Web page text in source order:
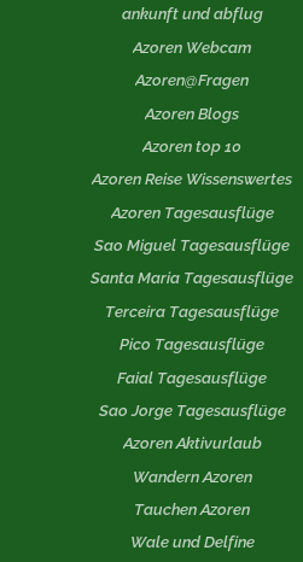
ankunft und abflug
Azoren Webcam
Azoren@Fragen
Azoren Blogs
Azoren top 10
Azoren Reise Wissenswertes
Azoren Tagesausflüge
Sao Miguel Tagesausflüge
Santa Maria Tagesausflüge
Terceira Tagesausflüge
Pico Tagesausflüge
Faial Tagesausflüge
Sao Jorge Tagesausflüge
Azoren Aktivurlaub
Wandern Azoren
Tauchen Azoren
Wale und Delfine